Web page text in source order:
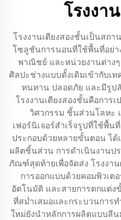
โรงงา
โรงงานเตียงสองชั้นเป็นสถ
โซลูชันการนอนที่ใช้พื้นที่อย่า
พาณิชย์ และหน่วยงานต่าง
ศิลปะช่างแบบดั้งเดิมเข้ากับเ
ทนทาน ปลอดภัย และมีรูป
โรงงานเตียงสองชั้นคือการ
วิศวกรรม ชิ้นส่วนโลหะ
เฟอร์นิเจอร์สำเร็จรูปที่ใช้พื้น
ประกอบด้วยหลายขั้นตอน ไ
ผลิตชิ้นส่วน การดำเนินงานป
ภัณฑ์สุดท้ายเพื่อจัดส่ง โรงงา
การออกแบบด้วยคอมพิวเต
อัตโนมัติ และสายการตกแต่
ที่สม่ำเสมอและกระบวนการ
ใหม่ยังนำหลักการผลิตแบบลี